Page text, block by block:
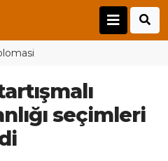
seçimleri